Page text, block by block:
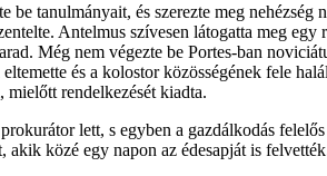
tanulmányait, és szerezte meg
Antelmus szívesen látogatta meg
Még nem végezte be Portes-ban
és a kolostor közösségének fele
rendelkezését kiadta.
lett, s egyben a gazdálkodás
akik közé egy napon az édesapját is